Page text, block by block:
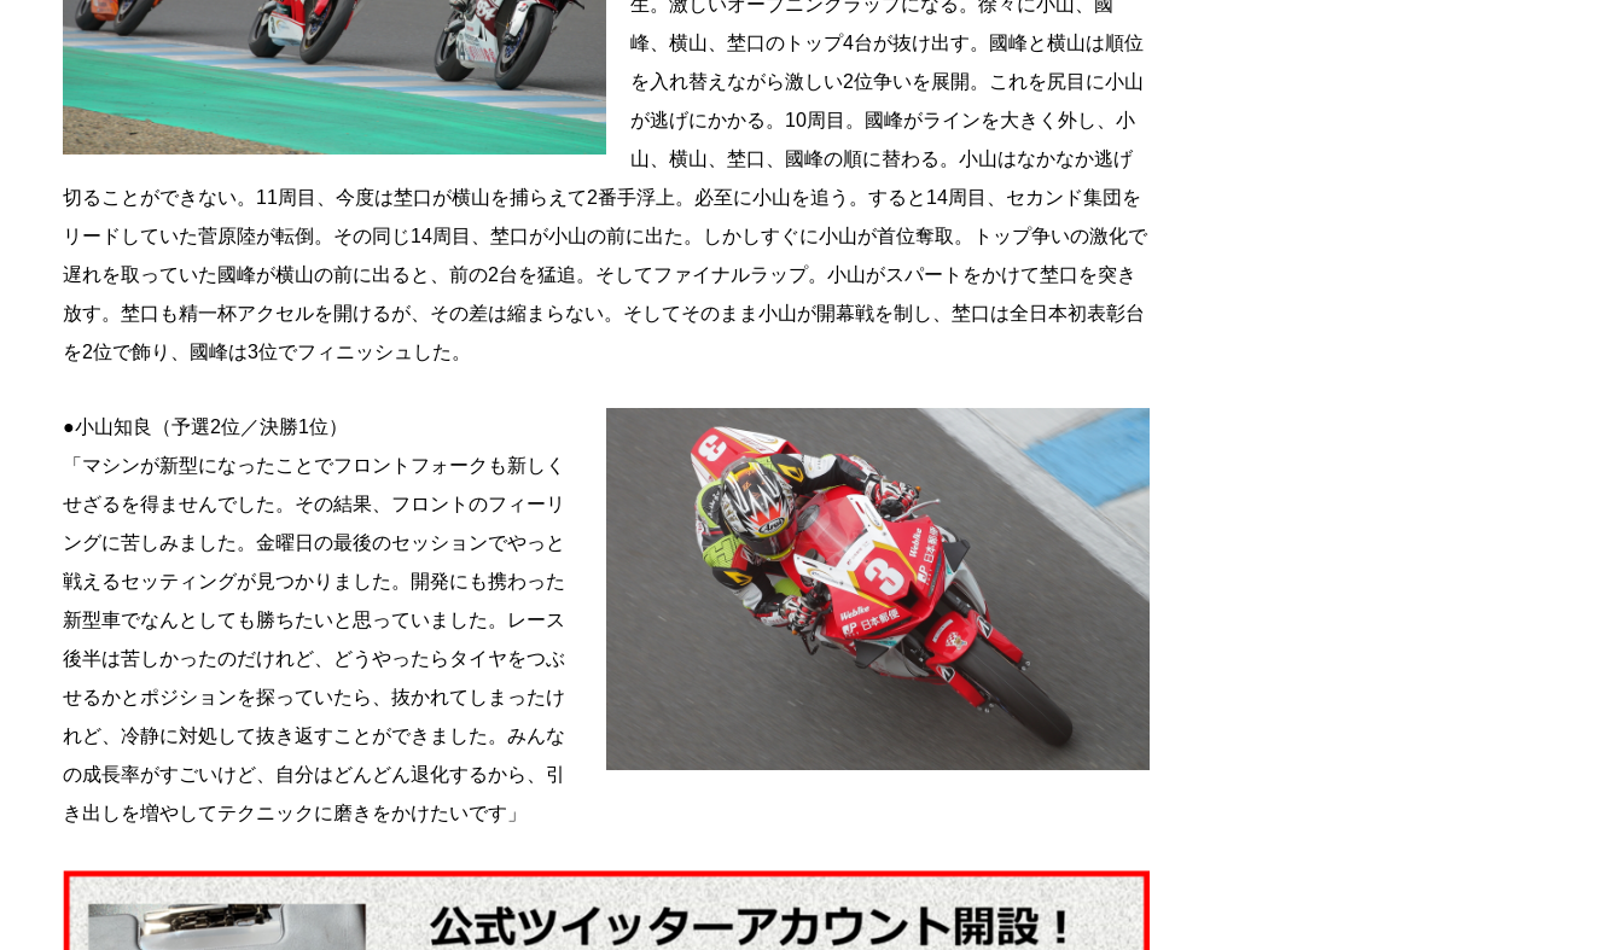
生。激しいオープニングラップになる。徐々に小山、國
峰、横山、埜口のトップ4台が抜け出す。國峰と横山は順位
を入れ替えながら激しい2位争いを展開。これを尻目に小山
が逃げにかかる。10周目。國峰がラインを大きく外し、小
山、横山、埜口、國峰の順に替わる。小山はなかなか逃げ
切ることができない。11周目、今度は埜口が横山を捕らえて2番手浮上。必至に小山を追う。すると14周目、セカンド集団を
リードしていた菅原陸が転倒。その同じ14周目、埜口が小山の前に出た。しかしすぐに小山が首位奪取。トップ争いの激化で
遅れを取っていた國峰が横山の前に出ると、前の2台を猛追。そしてファイナルラップ。小山がスパートをかけて埜口を突き
放す。埜口も精一杯アクセルを開けるが、その差は縮まらない。そしてそのまま小山が開幕戦を制し、埜口は全日本初表彰台
を2位で飾り、國峰は3位でフィニッシュした。
●小山知良（予選2位／決勝1位）
「マシンが新型になったことでフロントフォークも新しく
せざるを得ませんでした。その結果、フロントのフィーリ
ングに苦しみました。金曜日の最後のセッションでやっと
戦えるセッティングが見つかりました。開発にも携わった
新型車でなんとしても勝ちたいと思っていました。レース
後半は苦しかったのだけれど、どうやったらタイヤをつぶ
せるかとポジションを探っていたら、抜かれてしまったけ
れど、冷静に対処して抜き返すことができました。みんな
の成長率がすごいけど、自分はどんどん退化するから、引
き出しを増やしてテクニックに磨きをかけたいです」